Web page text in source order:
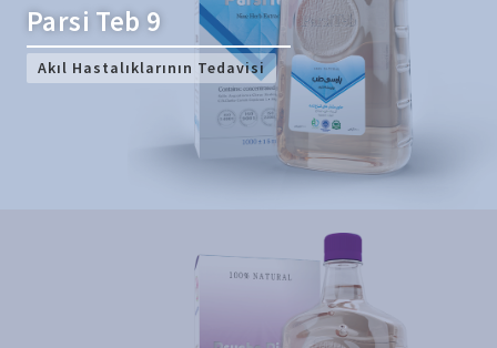
Parsi Teb 9
Akıl Hastalıklarının Tedavisi